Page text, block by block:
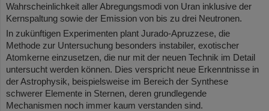
Wahrscheinlichkeit aller Abregungsmodi von Uran inklusive der
Kernspaltung sowie der Emission von bis zu drei Neutronen.
In zukünftigen Experimenten plant Jurado-Apruzzese, die
Methode zur Untersuchung besonders instabiler, exotischer
Atomkerne einzusetzen, die nur mit der neuen Technik im Detail
untersucht werden können. Dies verspricht neue Erkenntnisse in
der Astrophysik, beispielsweise im Bereich der Synthese
schwerer Elemente in Sternen, deren grundlegende
Mechanismen noch immer kaum verstanden sind.